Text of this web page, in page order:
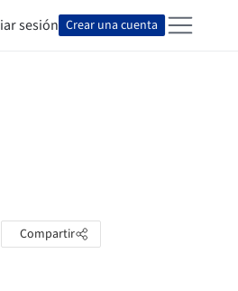
sesión Crear una cuenta
Compartir